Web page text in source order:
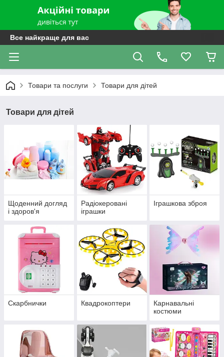
Все найкраще для вас
Товари та послуги Товари для дітей
Товари для дітей
Щоденний догляд
і здоров'я
Радіокеровані
іграшки
Іграшкова зброя
Скарбнички Квадрокоптери
Карнавальні
костюми